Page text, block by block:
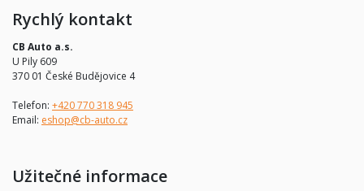
Rychlý kontakt
CB Auto a.s.
U Pily 609
370 01 České Budějovice 4
Telefon: +420 770 318 945
Email: eshop@cb-auto.cz
Užitečné informace